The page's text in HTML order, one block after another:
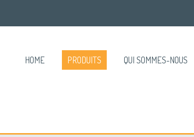
HOME PRODUITS QUI SOMMES-NOUS